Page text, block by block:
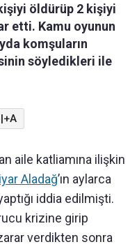
öldürüp 2 kişiyi
etti. Kamu oyunun
komşuların
söyledikleri ile
|+A
aile katliamına ilişkin
Aladağ’ın aylarca
iddia edilmişti.
krizine girip
verdikten sonra